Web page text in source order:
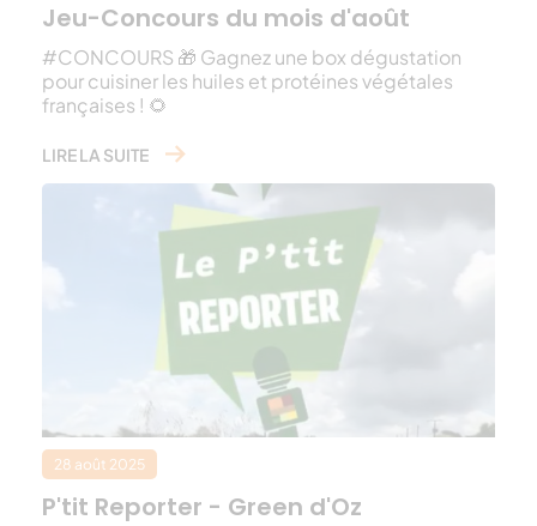
Jeu-Concours du mois d'août
#CONCOURS 🎁 Gagnez une box dégustation
pour cuisiner les huiles et protéines végétales
françaises ! 🌻
LIRE LA SUITE
28 août 2025
P'tit Reporter - Green d'Oz